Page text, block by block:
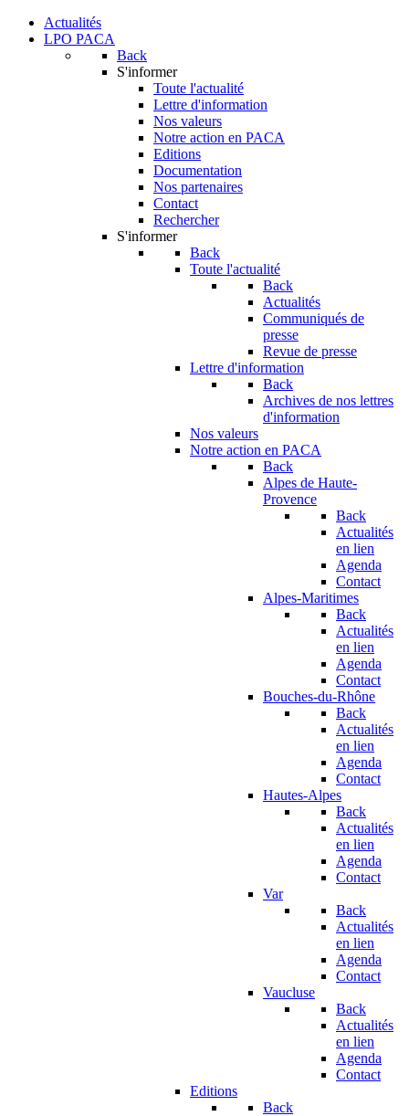
Actualités
LPO PACA
Back
S'informer
Toute l'actualité
Lettre d'information
Nos valeurs
Notre action en PACA
Editions
Documentation
Nos partenaires
Contact
Rechercher
S'informer
Back
Toute l'actualité
Back
Actualités
Communiqués de
presse
Revue de presse
Lettre d'information
Back
Archives de nos lettres
d'information
Nos valeurs
Notre action en PACA
Back
Alpes de Haute-
Provence
Back
Actualités
en lien
Agenda
Contact
Alpes-Maritimes
Back
Actualités
en lien
Agenda
Contact
Bouches-du-Rhône
Back
Actualités
en lien
Agenda
Contact
Hautes-Alpes
Back
Actualités
en lien
Agenda
Contact
Var
Back
Actualités
en lien
Agenda
Contact
Vaucluse
Back
Actualités
en lien
Agenda
Contact
Editions
Back